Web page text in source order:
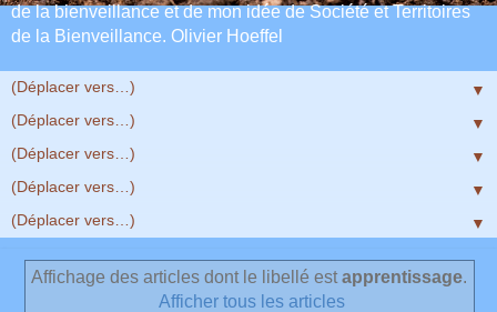
de la bienveillance et de mon idée de Société et Territoires
de la Bienveillance. Olivier Hoeffel
▼
▼
▼
▼
▼
Affichage des articles dont le libellé estapprentissage.
Afficher tous les articles